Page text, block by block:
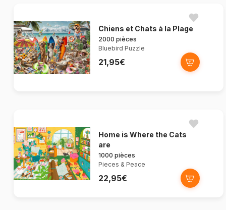
Chiens et Chats à la Plage
2000 pièces
Bluebird Puzzle
21,95€
Home is Where the Cats
are
1000 pièces
Pieces & Peace
22,95€